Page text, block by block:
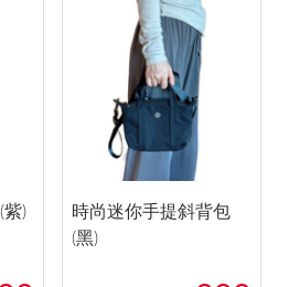
紫)
時尚迷你手提斜背包
(黑)